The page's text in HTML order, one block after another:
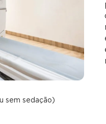
sem sedação)